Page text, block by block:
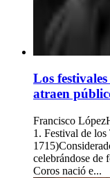
Los
atraen
Francisco López
1. Festival de
celebrándose de
Coros nació e...